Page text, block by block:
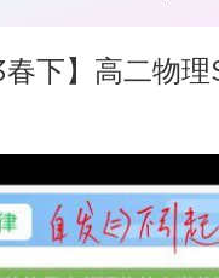
下】高二物理